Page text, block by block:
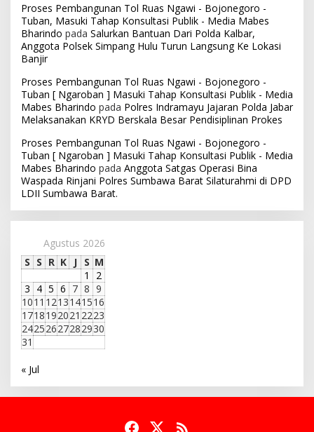
Proses Pembangunan Tol Ruas Ngawi - Bojonegoro -
Tuban, Masuki Tahap Konsultasi Publik - Media Mabes
Bharindo pada Salurkan Bantuan Dari Polda Kalbar,
Anggota Polsek Simpang Hulu Turun Langsung Ke Lokasi
Banjir
Proses Pembangunan Tol Ruas Ngawi - Bojonegoro -
Tuban [ Ngaroban ] Masuki Tahap Konsultasi Publik - Media
Mabes Bharindo pada Polres Indramayu Jajaran Polda Jabar
Melaksanakan KRYD Berskala Besar Pendisiplinan Prokes
Proses Pembangunan Tol Ruas Ngawi - Bojonegoro -
Tuban [ Ngaroban ] Masuki Tahap Konsultasi Publik - Media
Mabes Bharindo pada Anggota Satgas Operasi Bina
Waspada Rinjani Polres Sumbawa Barat Silaturahmi di DPD
LDII Sumbawa Barat.
Agustus 2026
S S R K J S M
1
2
3 4 5 6 7 8 9
1011 1213141516
1718192021 2223
24252627282930
31
« Jul